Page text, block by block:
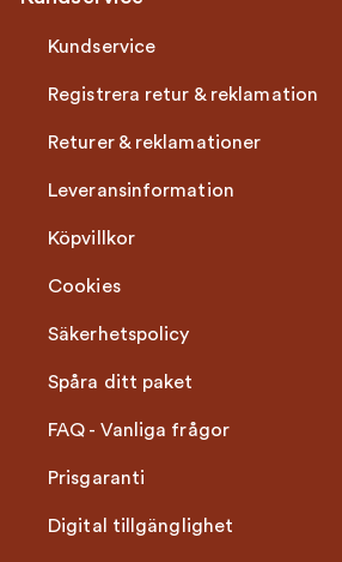
Kundservice
Registrera retur & reklamation
Returer & reklamationer
Leveransinformation
Köpvillkor
Cookies
Säkerhetspolicy
Spåra ditt paket
FAQ - Vanliga frågor
Prisgaranti
Digital tillgänglighet